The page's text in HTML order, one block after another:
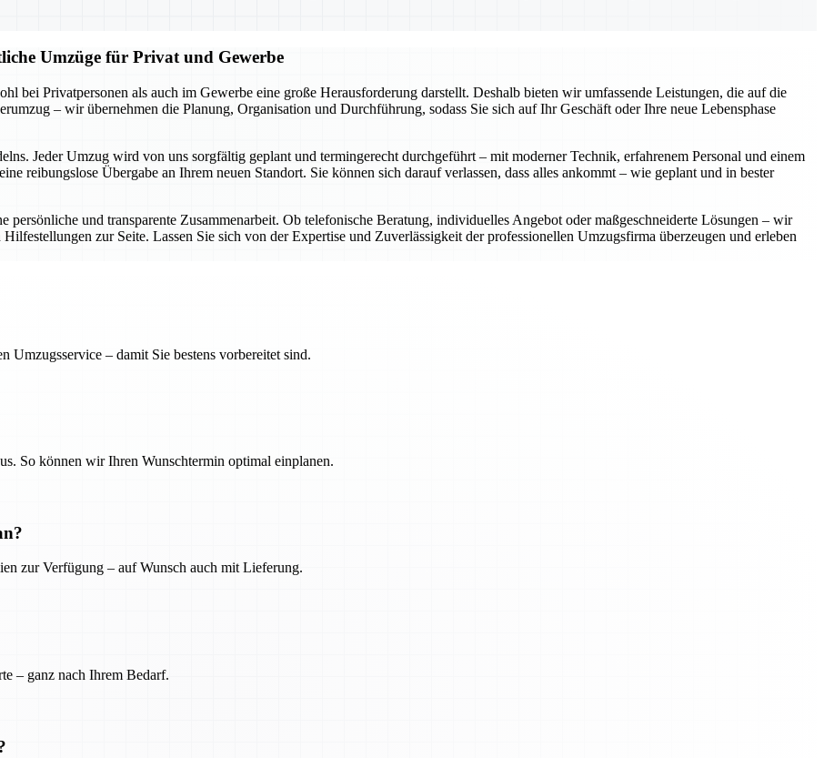
Umzüge für Privat und Gewerbe
bei Privatpersonen als auch im Gewerbe eine große Herausforderung darstellt. Deshalb bieten wir umfassende Leistungen, die auf die
– wir übernehmen die Planung, Organisation und Durchführung, sodass Sie sich auf Ihr Geschäft oder Ihre neue Lebensphase
Jeder Umzug wird von uns sorgfältig geplant und termingerecht durchgeführt – mit moderner Technik, erfahrenem Personal und einem
reibungslose Übergabe an Ihrem neuen Standort. Sie können sich darauf verlassen, dass alles ankommt – wie geplant und in bester
und transparente Zusammenarbeit. Ob telefonische Beratung, individuelles Angebot oder maßgeschneiderte Lösungen – wir
zur Seite. Lassen Sie sich von der Expertise und Zuverlässigkeit der professionellen Umzugsfirma überzeugen und erleben
Umzugsservice – damit Sie bestens vorbereitet sind.
So können wir Ihren Wunschtermin optimal einplanen.
zur Verfügung – auf Wunsch auch mit Lieferung.
– ganz nach Ihrem Bedarf.